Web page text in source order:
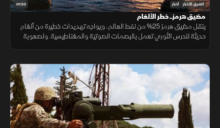
01:50 الشرق للأخبار أخبار
مضيق هرمز.. خطر الألغام
ينقل مضيق هرمز 25% من نفط العالم، ويواجه تهديدات خطيرة من ألغام
حديثة للحرس الثوري تعمل بالبصمات الصوتية والمغناطيسية. ولصعوبة